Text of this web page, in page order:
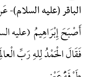
الباقر (علیه السلام)-
أَصْبَحَ إِبْرَاهِیمُ (علیه
فَقَالَ الْحَمْدُ لِلهِ رَبِّ